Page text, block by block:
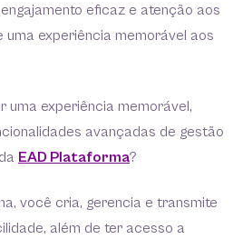
eficaz e atenção aos
experiência memorável aos
uma experiência memorável,
avançadas de gestão
EAD Plataforma?
você cria, gerencia e transmite
além de ter acesso a